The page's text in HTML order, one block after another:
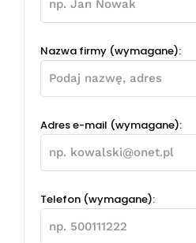
Nazwa firmy (wymagane):
Adres e-mail (wymagane):
Telefon (wymagane):